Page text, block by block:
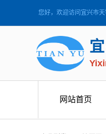
您好，欢迎访问宜兴市天
网站首页
网站首页